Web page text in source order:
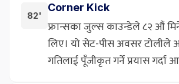
82'
Corner Kick
फ्रान्सका जुल्स काउन्डेले ८२ औं
लिए। यो सेट-पीस अवसर
गतिलाई पूँजीकृत गर्ने प्रयास गर्दा